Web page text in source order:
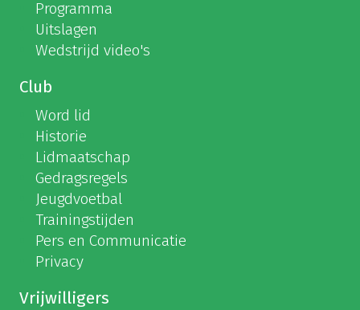
Programma
Uitslagen
Wedstrijd video's
Club
Word lid
Historie
Lidmaatschap
Gedragsregels
Jeugdvoetbal
Trainingstijden
Pers en Communicatie
Privacy
Vrijwilligers